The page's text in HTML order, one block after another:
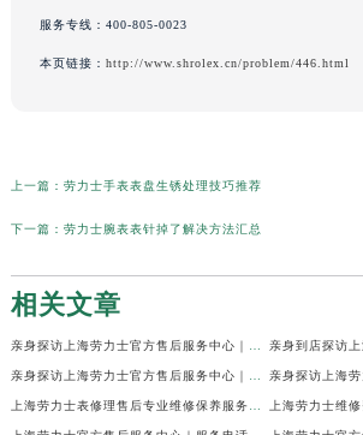
服务专线： 400-805-0023
本页链接： http://www.shrolex.cn/problem/446.html
上一篇： 劳力士手表表盘生锈处理技巧推荐
下一篇： 劳力士腕表表针掉了解决方法汇总
相关文章